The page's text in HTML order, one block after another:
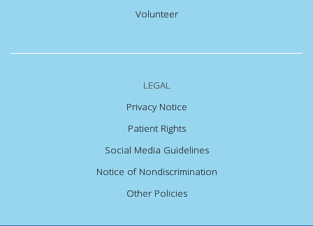
Volunteer
LEGAL
Privacy Notice
Patient Rights
Social Media Guidelines
Notice of Nondiscrimination
Other Policies